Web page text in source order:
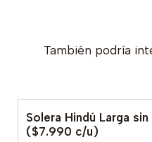
También podría
Solera Hindú Larga
($7.990 c/u)